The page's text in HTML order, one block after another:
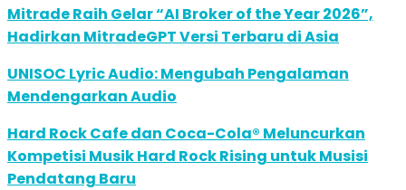
Mitrade Raih Gelar “AI Broker of the Year 2026”,
Hadirkan MitradeGPT Versi Terbaru di Asia
UNISOC Lyric Audio: Mengubah Pengalaman
Mendengarkan Audio
Hard Rock Cafe dan Coca-Cola® Meluncurkan
Kompetisi Musik Hard Rock Rising untuk Musisi
Pendatang Baru